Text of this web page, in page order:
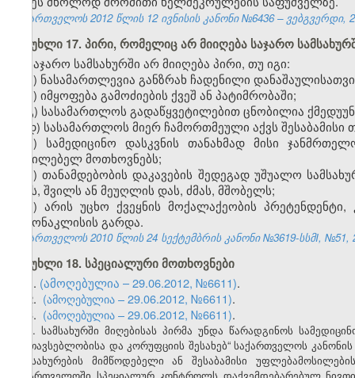
საქართველოს 2012 წლის 12 ივნისის კანონი №6436 – ვებგვერდი,
მუხლი 17. პირი, რომელიც არ მიიღება საჯარო
საჯარო სამსახურში არ მიიღება პირი, თუ იგი:
ა) ნასამართლევია განზრახ ჩადენილი
ბ) იმყოფება გამოძიების ქვეშ ან პატიმრობაში;
გ) სასამართლოს გადაწყვეტილებით ცნობილია
დ) სასამართლოს მიერ ჩამორთმეული აქვს შესაბამისი
ე) სამედიცინო დასკვნის თანახმად მისი
აუცილებელ მოთხოვნებს;
ვ) თანამდებობის დაკავების შედეგად უშუალო
ძმას, შვილს ან მეუღლის დას, ძმას, მშობელს;
ზ) არის უცხო ქვეყნის მოქალაქეობის
გამონაკლისის გარდა.
საქართველოს 2010 წლის 24 სექტემბრის კანონი №3619-სსმI, №51,
მუხლი 18. სპეციალური მოთხოვნები
1. (ამოღებულია – 29.06.2012, №6611).
2. (ამოღებულია – 29.06.2012, №6611).
3. (ამოღებულია – 29.06.2012, №6611).
4. სამსახურში მიღებისას პირმა უნდა წარადგინოს
შეუთავსებლობისა და კორუფციის შესახებ“ საქართველოს
მომსახურების მიმწოდებელი ან შესაბამისი